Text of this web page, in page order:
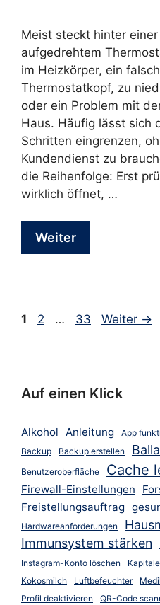
Meist steckt hinter
aufgedrehtem
im Heizkörper, ein
Thermostatkopf, zu
oder ein Problem mit
Haus. Häufig lässt sich
Schritten eingrenzen,
Kundendienst zu
die Reihenfolge: Erst
wirklich öffnet, …
Weiter
Seite
1 Seite
2 … Seite
33 Weiter →
Auf einen Klick
Alkohol Anleitung App
Backup
Backup erstellen
Benutzeroberfläche
Cache
Firewall-Einstellungen
Freistellungsauftrag
Hardwareanforderungen
Immunsystem stärken
Instagram-Konto löschen
Kokosmilch Luftbefeuchter
Profil deaktivieren
QR-Code